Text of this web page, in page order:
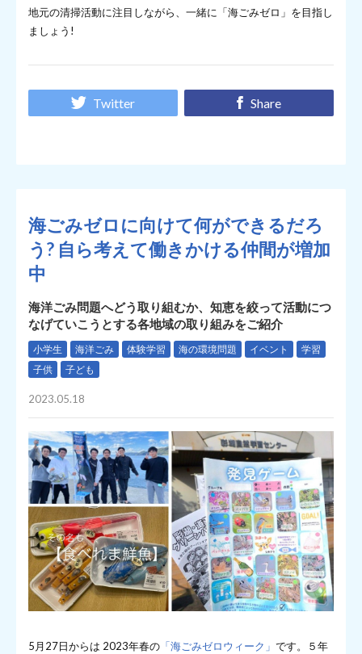
地元の清掃活動に注目しながら、一緒に「海ごみゼロ」を目指し
ましょう!
Twitter Share
海ごみゼロに向けて何ができるだろ
う? 自ら考えて働きかける仲間が増加
中
海洋ごみ問題へどう取り組むか、知恵を絞って活動につ
なげていこうとする各地域の取り組みをご紹介
小学生 海洋ごみ 体験学習 海の環境問題 イベント
学習
子供
子ども
2023.05.18
5月27日からは 2023年春の 「海ごみゼロウィーク」 です。５年